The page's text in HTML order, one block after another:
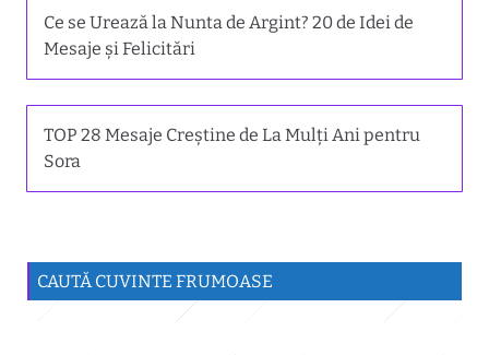
Ce se Urează la Nunta de Argint? 20 de Idei de
Mesaje și Felicitări
TOP 28 Mesaje Creștine de La Mulți Ani pentru
Sora
CAUTĂ CUVINTE FRUMOASE